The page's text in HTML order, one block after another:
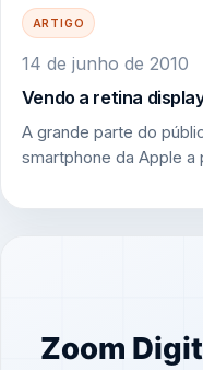
ARTIGO
14 de junho de 2010
Vendo a retina
A grande parte do
smartphone da Apple a